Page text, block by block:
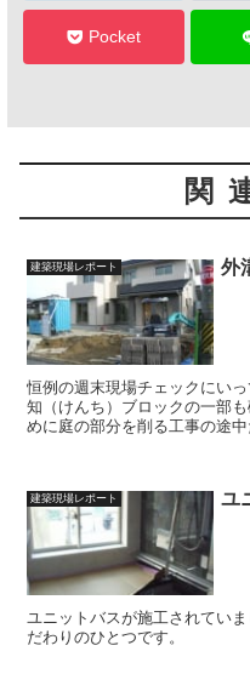
Pocket
関
建築現場レポート 外
恒例の週末現場チェックにい
知（けんち）ブロックの一部
めに庭の部分を削る工事の途中
建築現場レポート ユ
ユニットバスが施工されてい
だわりのひとつです。